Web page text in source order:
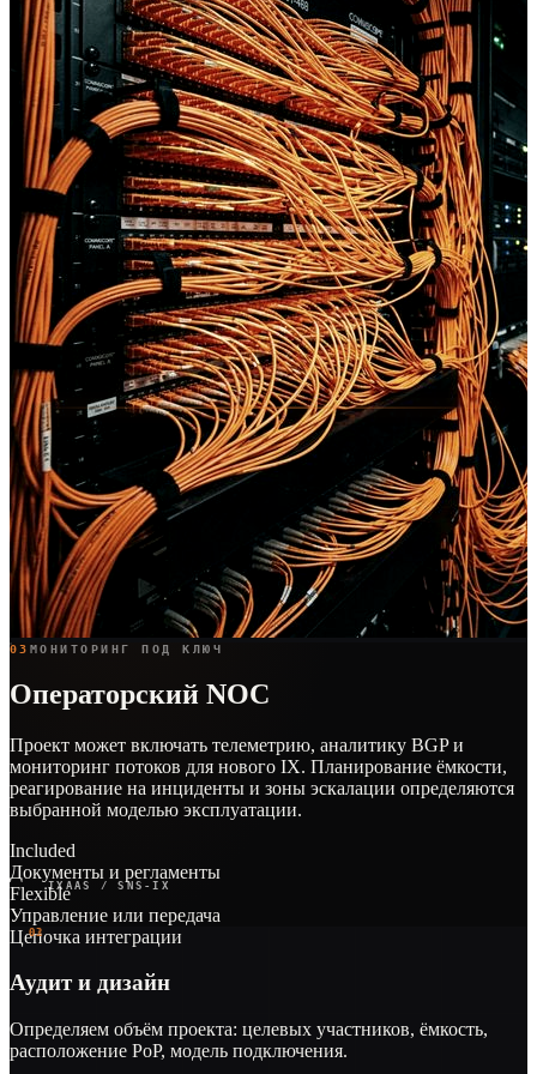
IXAAS / SNS-IX
03 МОНИТОРИНГ ПОД КЛЮЧ
Операторский NOC
Проект может включать телеметрию, аналитику BGP и
мониторинг потоков для нового IX. Планирование ёмкости,
реагирование на инциденты и зоны эскалации определяются
выбранной моделью эксплуатации.
Included
Документы и регламенты
Flexible
Управление или передача
Цепочка интеграции
01
Аудит и дизайн
Определяем объём проекта: целевых участников, ёмкость,
расположение PoP, модель подключения.
02
03